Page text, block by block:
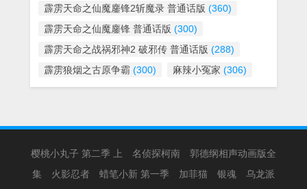
霹雳天命之仙魔鏖锋2斩魔录 普通话版 (360)
霹雳天命之仙魔鏖锋 普通话版 (300)
霹雳天命之战祸邪神2 破邪传 普通话版 (288)
霹雳狼烟之古原争霸 (300) 麻辣小冤家 (306)
樱桃小丸子 第二季 上 名侦探柯南
郭德纲相声动画版全
集
火影忍者 蜡笔小新 第一季 加菲猫 银魂
乌龙派